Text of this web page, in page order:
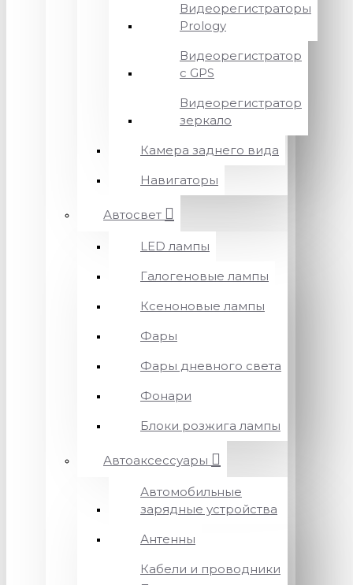
Видеорегистраторы
Prology
Видеорегистратор
с GPS
Видеорегистратор
зеркало
Камера заднего вида
Навигаторы
Автосвет
LED лампы
Галогеновые лампы
Ксеноновые лампы
Фары
Фары дневного света
Фонари
Блоки розжига лампы
Автоаксессуары
Автомобильные
зарядные устройства
Антенны
Кабели и проводники